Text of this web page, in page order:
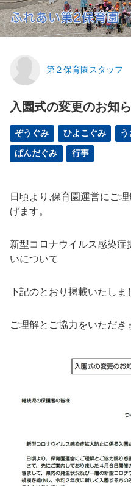
第２保育園スタッフ
入園式の変更のお知
ぞうぐみ ひよこぐみ う
ぱんだぐみ 行事
日頃より,保育園運営にご
げます。
新型コロナウイルス感染症
いについて
下記のとおり掲載いたしま
ご理解とご協力をいただき